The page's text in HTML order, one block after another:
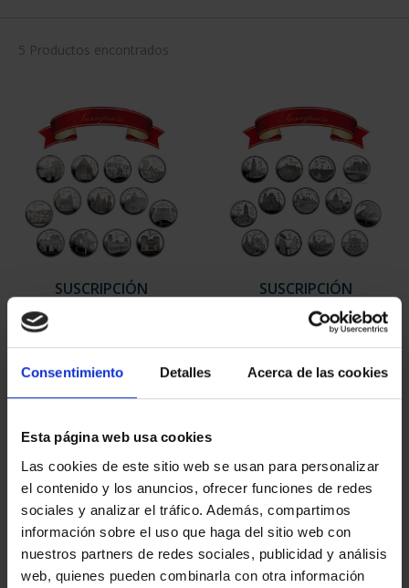
Consentimiento Detalles Acerca de las cookies
Esta página web usa cookies
Las cookies de este sitio web se usan para personalizar
el contenido y los anuncios, ofrecer funciones de redes
sociales y analizar el tráfico. Además, compartimos
información sobre el uso que haga del sitio web con
nuestros partners de redes sociales, publicidad y análisis
web, quienes pueden combinarla con otra información
5 Productos encontrados
SUSCRIPCIÓN
949,00 €
Sólo para usuarios
registrados
SUSCRIPCIÓN
CAPITALES DE
PROVINCIA 2
949,00 €
Sólo para usuarios
registrados